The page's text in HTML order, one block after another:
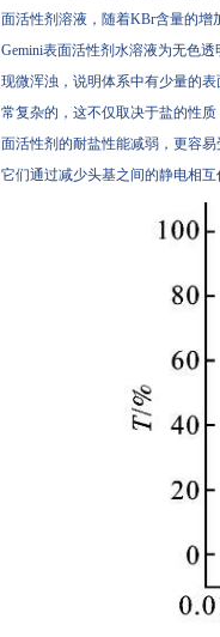
面活性剂溶液，随着KBr含量的增
Gemini表面活性剂水溶液为无色透明
现微浑浊，说明体系中有少量的
常复杂的，这不仅取决于盐的性质
面活性剂的耐盐性能减弱，更容易
它们通过减少头基之间的静电相互